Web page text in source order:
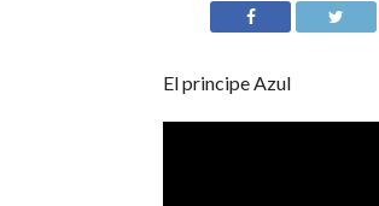
El principe Azul